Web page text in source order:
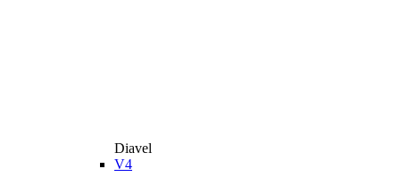
Diavel
V4